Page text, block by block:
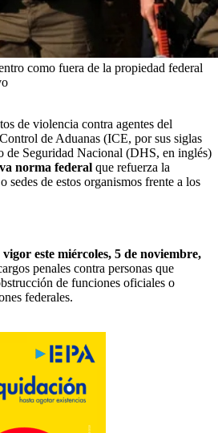
como fuera de la propiedad federal
de violencia contra agentes del
de Aduanas (ICE, por sus siglas
de Seguridad Nacional (DHS, en inglés)
norma federal que refuerza la
sedes de estos organismos frente a los
este miércoles, 5 de noviembre,
penales contra personas que
de funciones oficiales o
federales.